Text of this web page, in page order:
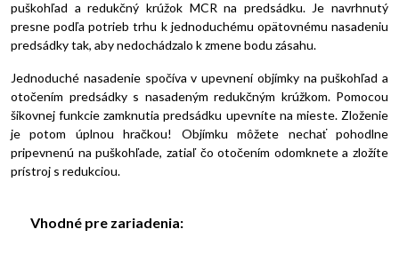
puškohľad a redukčný krúžok MCR na predsádku. Je navrhnutý
presne podľa potrieb trhu k jednoduchému opätovnému nasadeniu
predsádky tak, aby nedochádzalo k zmene bodu zásahu.
Jednoduché nasadenie spočíva v upevnení objímky na puškohľad a
otočením predsádky s nasadeným redukčným krúžkom. Pomocou
šikovnej funkcie zamknutia predsádku upevníte na mieste. Zloženie
je potom úplnou hračkou! Objímku môžete nechať pohodlne
pripevnenú na puškohľade, zatiaľ čo otočením odomknete a zložíte
prístroj s redukciou.
Vhodné pre zariadenia: